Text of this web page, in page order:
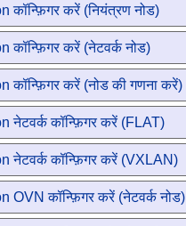
कॉन्फ़िगर करें (नियंत्रण नोड)
कॉन्फ़िगर करें (नेटवर्क नोड)
कॉन्फ़िगर करें (नोड की गणना करें)
नेटवर्क कॉन्फ़िगर करें (FLAT)
नेटवर्क कॉन्फ़िगर करें (VXLAN)
OVN कॉन्फ़िगर करें (नेटवर्क नोड)